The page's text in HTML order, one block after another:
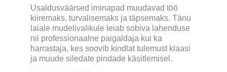
Usaldusväärsed iminapad muudavad töö
kiiremaks, turvalisemaks ja täpsemaks. Tänu
laiale mudelivalikule leiab sobiva lahenduse
nii professionaalne paigaldaja kui ka
harrastaja, kes soovib kindlat tulemust klaasi
ja muude siledate pindade käsitlemisel.